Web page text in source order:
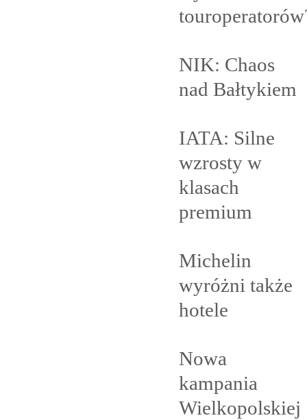
NIK: Chaos
nad Bałtykiem
IATA: Silne
wzrosty w
klasach
premium
Michelin
wyróżni także
hotele
Nowa
kampania
Wielkopolskiej